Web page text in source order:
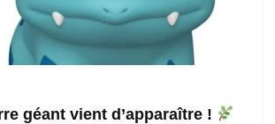
géant vient d’apparaître !